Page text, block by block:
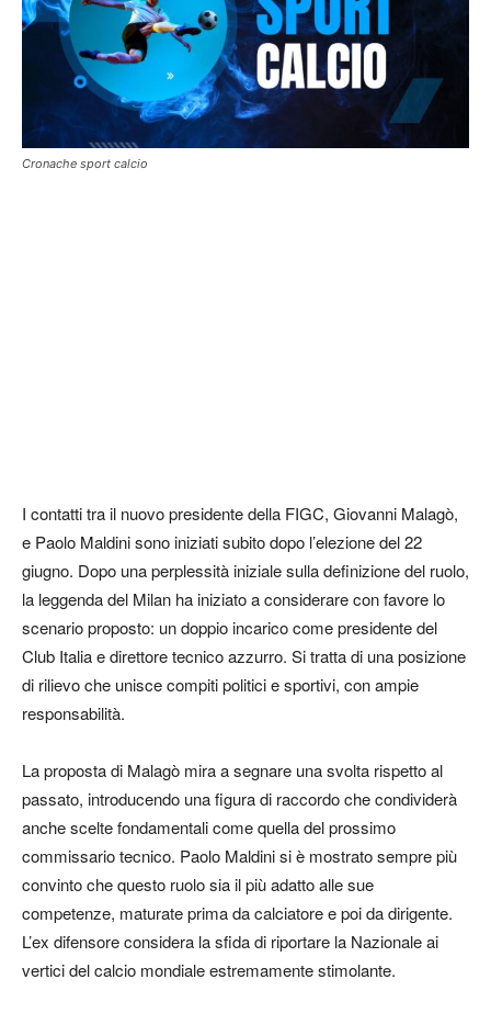
Cronache sport calcio
I contatti tra il nuovo presidente della FIGC, Giovanni Malagò,
e Paolo Maldini sono iniziati subito dopo l’elezione del 22
giugno. Dopo una perplessità iniziale sulla definizione del ruolo,
la leggenda del Milan ha iniziato a considerare con favore lo
scenario proposto: un doppio incarico come presidente del
Club Italia e direttore tecnico azzurro. Si tratta di una posizione
di rilievo che unisce compiti politici e sportivi, con ampie
responsabilità.
La proposta di Malagò mira a segnare una svolta rispetto al
passato, introducendo una figura di raccordo che condividerà
anche scelte fondamentali come quella del prossimo
commissario tecnico. Paolo Maldini si è mostrato sempre più
convinto che questo ruolo sia il più adatto alle sue
competenze, maturate prima da calciatore e poi da dirigente.
L’ex difensore considera la sfida di riportare la Nazionale ai
vertici del calcio mondiale estremamente stimolante.